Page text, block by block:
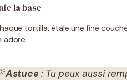
la base
tortilla, étale une fine
adore.
Astuce : Tu peux aussi